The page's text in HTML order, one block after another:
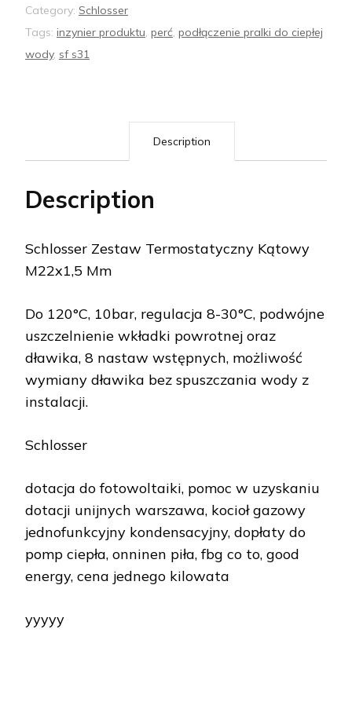
Category: Schlosser
Tags: inzynier produktu, perć, podłączenie pralki do ciepłej
wody, sf s31
Description
Description
Schlosser Zestaw Termostatyczny Kątowy
M22x1,5 Mm
Do 120°C, 10bar, regulacja 8-30°C, podwójne
uszczelnienie wkładki powrotnej oraz
dławika, 8 nastaw wstępnych, możliwość
wymiany dławika bez spuszczania wody z
instalacji.
Schlosser
dotacja do fotowoltaiki, pomoc w uzyskaniu
dotacji unijnych warszawa, kocioł gazowy
jednofunkcyjny kondensacyjny, dopłaty do
pomp ciepła, onninen piła, fbg co to, good
energy, cena jednego kilowata
yyyyy